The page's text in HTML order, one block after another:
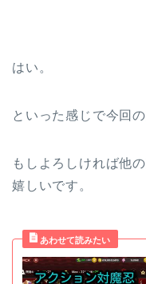
はい。
といった感じで今回
もしよろしければ他
嬉しいです。